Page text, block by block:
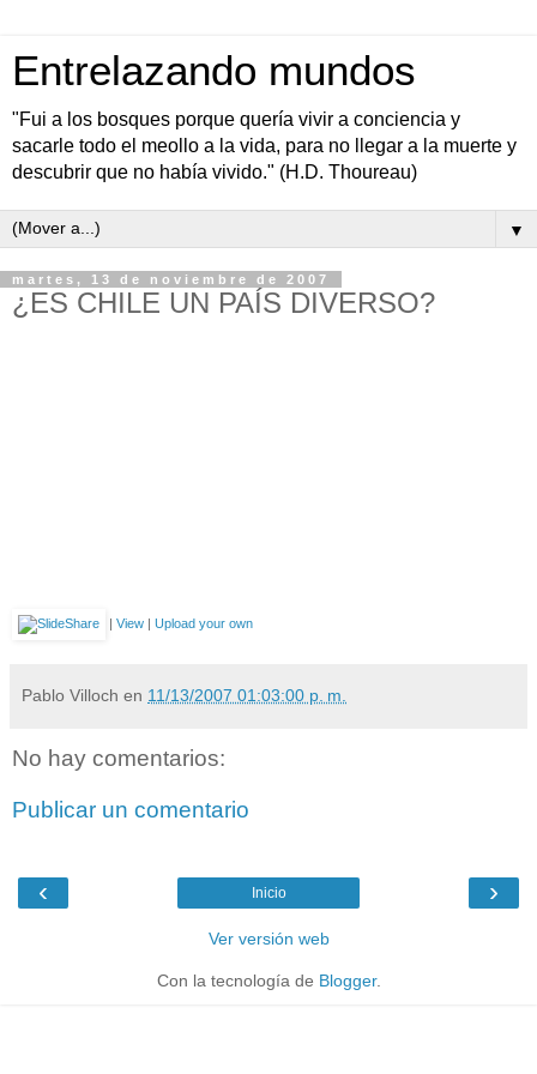
Entrelazando mundos
"Fui a los bosques porque quería vivir a conciencia y
sacarle todo el meollo a la vida, para no llegar a la muerte y
descubrir que no había vivido." (H.D. Thoureau)
▼
martes, 13 de noviembre de 2007
¿ES CHILE UN PAÍS DIVERSO?
| View | Upload your own
Pablo Villoch en 11/13/2007 01:03:00 p. m.
No hay comentarios:
Publicar un comentario
‹ ›
Inicio
Ver versión web
Con la tecnología de Blogger.